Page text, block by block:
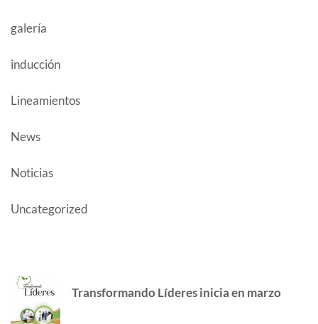
galería
inducción
Lineamientos
News
Noticias
Uncategorized
Transformando Líderes inicia en marzo